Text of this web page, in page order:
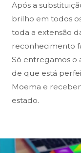
Após a
brilho em todos
toda a extensão
reconhecimento
Só entregamos o
de que está
Moema e
estado.